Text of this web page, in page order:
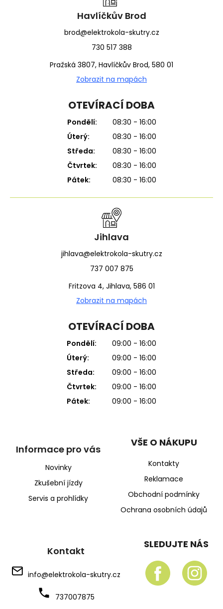
Havlíčkův Brod
brod@elektrokola-skutry.cz
730 517 388
Pražská 3807, Havlíčkův Brod, 580 01
Zobrazit na mapách
OTEVÍRACÍ DOBA
Pondělí:
08:30 - 16:00
Úterý:
08:30 - 16:00
Středa:
08:30 - 16:00
Čtvrtek:
08:30 - 16:00
Pátek:
08:30 - 16:00
Jihlava
jihlava@elektrokola-skutry.cz
737 007 875
Fritzova 4, Jihlava, 586 01
Zobrazit na mapách
OTEVÍRACÍ DOBA
Pondělí:
09:00 - 16:00
Úterý:
09:00 - 16:00
Středa:
09:00 - 16:00
Čtvrtek:
09:00 - 16:00
Pátek:
09:00 - 16:00
Informace pro vás
Novinky
Zkušební jízdy
Servis a prohlídky
VŠE O NÁKUPU
Kontakty
Reklamace
Obchodní podmínky
Ochrana osobních údajů
Kontakt
info@elektrokola-skutry.cz
737007875
SLEDUJTE NÁS